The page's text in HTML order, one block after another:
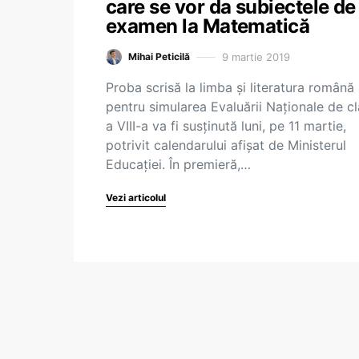
care se vor da subiectele de
examen la Matematică
Mihai Peticilă 9 martie 2019
Proba scrisă la limba și literatura română
pentru simularea Evaluării Naționale de
a VIII-a va fi susținută luni, pe 11 martie,
potrivit calendarului afișat de Ministerul
Educației. În premieră,…
Vezi articolul